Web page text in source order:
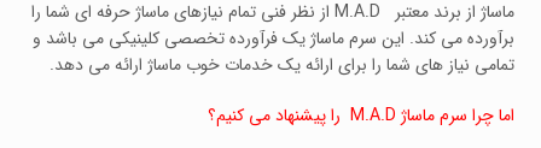
ماساژ از برند معتبر M.A.D از نظر فنی تمام نیازهای ماساژ حرفه ای شما را
برآورده می کند. این سرم ماساژ یک فرآورده تخصصی کلینیکی می باشد و
تمامی نیاز های شما را برای ارائه یک خدمات خوب ماساژ ارائه می دهد.
اما چرا سرم ماساژ M.A.D را پیشنهاد می کنیم؟